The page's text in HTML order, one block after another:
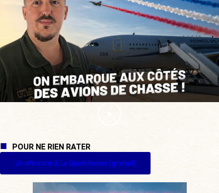
POUR NE RIEN RATER
Je m'inscris à La Quotidienne (gratuit)